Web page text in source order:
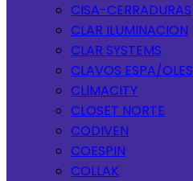
CISA-CERRADURAS
CLAR ILUMINACION
CLAR SYSTEMS
CLAVOS ESPA/OLES
CLIMACITY
CLOSET NORTE
CODIVEN
COESPIN
COLLAK